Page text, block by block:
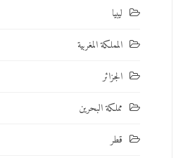
ليبيا
المملكة المغربية
الجزائر
مملكة البحرين
قطر